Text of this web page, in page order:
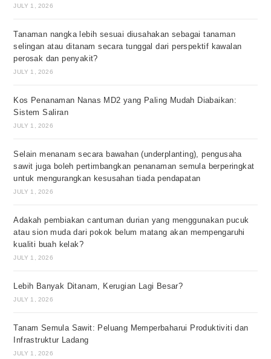
JULY 1, 2026
Tanaman nangka lebih sesuai diusahakan sebagai tanaman
selingan atau ditanam secara tunggal dari perspektif kawalan
perosak dan penyakit?
JULY 1, 2026
Kos Penanaman Nanas MD2 yang Paling Mudah Diabaikan:
Sistem Saliran
JULY 1, 2026
Selain menanam secara bawahan (underplanting), pengusaha
sawit juga boleh pertimbangkan penanaman semula berperingkat
untuk mengurangkan kesusahan tiada pendapatan
JULY 1, 2026
Adakah pembiakan cantuman durian yang menggunakan pucuk
atau sion muda dari pokok belum matang akan mempengaruhi
kualiti buah kelak?
JULY 1, 2026
Lebih Banyak Ditanam, Kerugian Lagi Besar?
JULY 1, 2026
Tanam Semula Sawit: Peluang Memperbaharui Produktiviti dan
Infrastruktur Ladang
JULY 1, 2026